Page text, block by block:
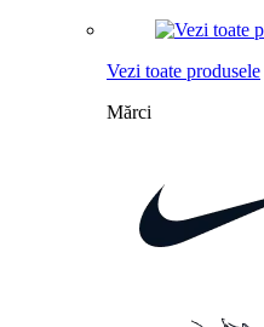
Vezi toate produsele
Mărci